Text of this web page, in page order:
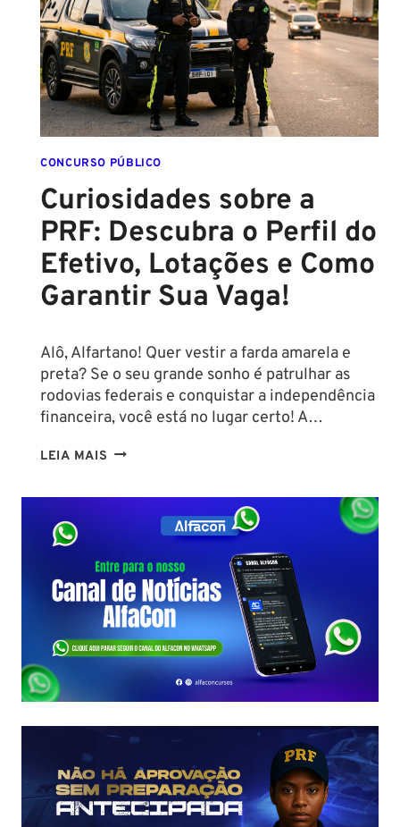
EM
2026:
ENTENDA
O
IMPACTO
E
VEJA
OPORTUNIDADES
CONCURSO
CONCURSO PÚBLICO
Curiosidades sobre a
PRF: Descubra o Perfil do
Efetivo, Lotações e Como
Garantir Sua Vaga!
Alô, Alfartano! Quer vestir a farda amarela e
preta? Se o seu grande sonho é patrulhar as
rodovias federais e conquistar a independência
financeira, você está no lugar certo! A…
LEIA MAIS CURIOSIDADES
A
DESCUBRA
O
PERFIL
DO
EFETIVO,
LOTAÇÕES
SUA